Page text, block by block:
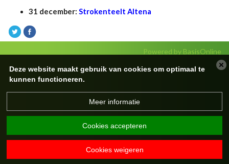
31 december: Strokenteelt Altena
Powered by BasisOnline
Deze website maakt gebruik van cookies om optimaal te
kunnen functioneren.
Meer informatie
Cookies accepteren
Cookies weigeren